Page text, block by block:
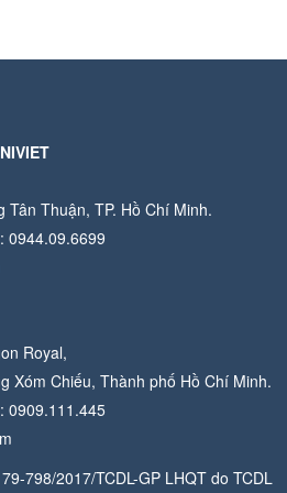
Thuận, TP. Hồ Chí Minh.
0944.09.6699
Royal,
Xóm Chiếu, Thành phố Hồ Chí Minh.
0909.111.445
798/2017/TCDL-GP LHQT do TCDL